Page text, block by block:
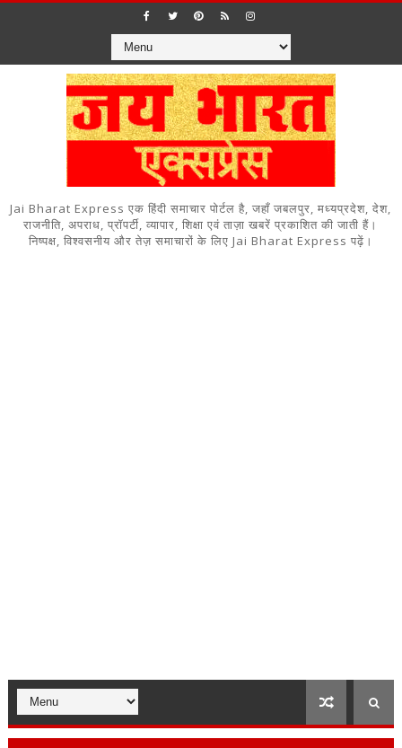
Jai Bharat Express एक हिंदी समाचार पोर्टल है, जहाँ जबलपुर, मध्यप्रदेश, देश,
राजनीति, अपराध, प्रॉपर्टी, व्यापार, शिक्षा एवं ताज़ा खबरें प्रकाशित की जाती हैं।
निष्पक्ष, विश्वसनीय और तेज़ समाचारों के लिए Jai Bharat Express पढ़ें।